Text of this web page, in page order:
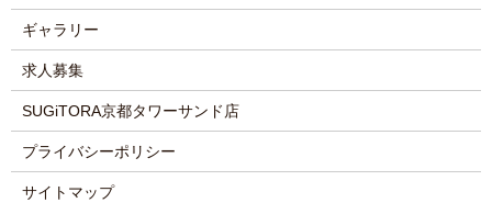
ギャラリー
求人募集
SUGiTORA京都タワーサンド店
プライバシーポリシー
サイトマップ